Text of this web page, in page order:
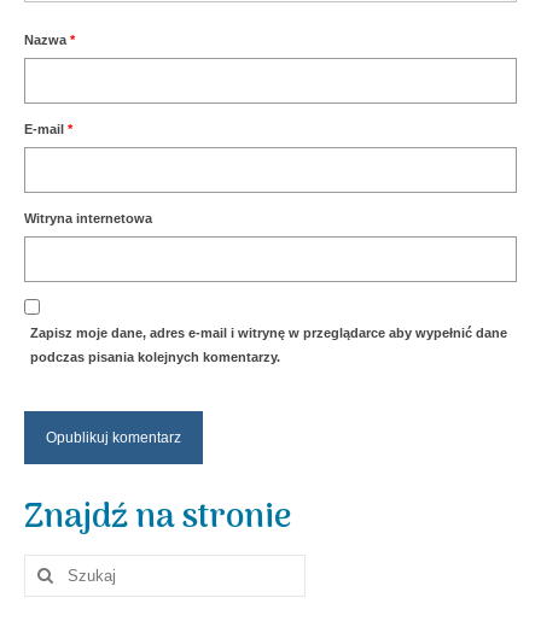
Nazwa *
E-mail *
Witryna internetowa
Zapisz moje dane, adres e-mail i witrynę w przeglądarce aby wypełnić dane
podczas pisania kolejnych komentarzy.
Znajdź na stronie
Szuklaj